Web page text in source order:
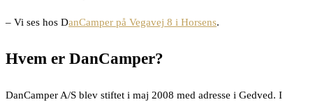
– Vi ses hos DanCamper på Vegavej 8 i Horsens.
Hvem er DanCamper?
DanCamper A/S blev stiftet i maj 2008 med adresse i Gedved. I